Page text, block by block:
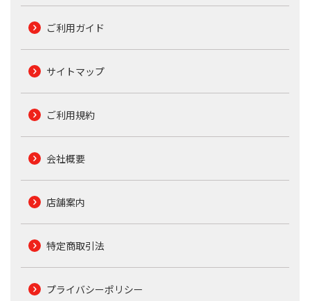
ご利用ガイド
サイトマップ
ご利用規約
会社概要
店舗案内
特定商取引法
プライバシーポリシー